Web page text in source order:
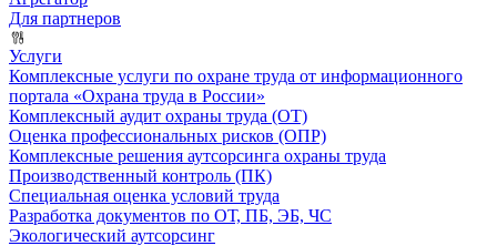
Для партнеров
Услуги
Комплексные услуги по охране труда от информационного
портала «Охрана труда в России»
Комплексный аудит охраны труда (ОТ)
Оценка профессиональных рисков (ОПР)
Комплексные решения аутсорсинга охраны труда
Производственный контроль (ПК)
Специальная оценка условий труда
Разработка документов по ОТ, ПБ, ЭБ, ЧС
Экологический аутсорсинг